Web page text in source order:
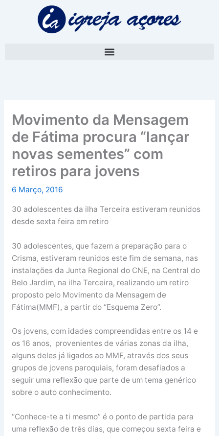
Movimento da Mensagem
de Fátima procura “lançar
novas sementes” com
retiros para jovens
6 Março, 2016
30 adolescentes da ilha Terceira estiveram reunidos
desde sexta feira em retiro
30 adolescentes, que fazem a preparação para o
Crisma, estiveram reunidos este fim de semana, nas
instalações da Junta Regional do CNE, na Central do
Belo Jardim, na ilha Terceira, realizando um retiro
proposto pelo Movimento da Mensagem de
Fátima(MMF), a partir do “Esquema Zero”.
Os jovens, com idades compreendidas entre os 14 e
os 16 anos, provenientes de várias zonas da ilha,
alguns deles já ligados ao MMF, através dos seus
grupos de jovens paroquiais, foram desafiados a
seguir uma reflexão que parte de um tema genérico
sobre o auto conhecimento.
“Conhece-te a ti mesmo” é o ponto de partida para
uma reflexão de três dias, que começou sexta feira e